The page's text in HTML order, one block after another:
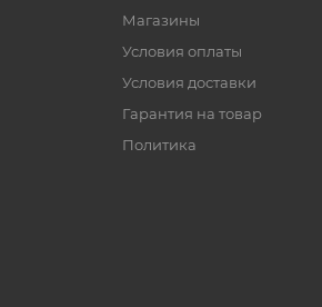
Магазины
Условия оплаты
Условия доставки
Гарантия на товар
Политика